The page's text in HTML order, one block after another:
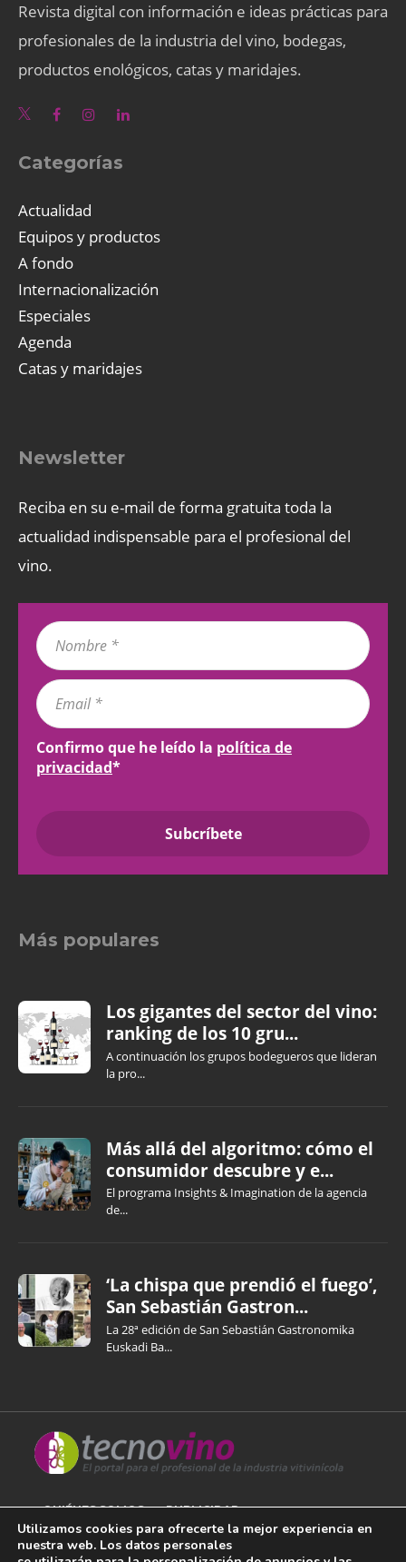
Revista digital con información e ideas prácticas para
profesionales de la industria del vino, bodegas,
productos enológicos, catas y maridajes.
Categorías
Actualidad
Equipos y productos
A fondo
Internacionalización
Especiales
Agenda
Catas y maridajes
Newsletter
Reciba en su e-mail de forma gratuita toda la
actualidad indispensable para el profesional del
vino.
Confirmo que he leído la política de
privacidad*
Más populares
Los gigantes del sector del vino:
ranking de los 10 gru...
A continuación los grupos bodegueros que lideran
la pro...
Más allá del algoritmo: cómo el
consumidor descubre y e...
El programa Insights & Imagination de la agencia
de...
‘La chispa que prendió el fuego’,
San Sebastián Gastron...
La 28ª edición de San Sebastián Gastronomika
Euskadi Ba...
QUIÉNES SOMOS PUBLICIDAD
AVISO LEGAL
Utilizamos cookies para ofrecerte la mejor experiencia en
nuestra web. Los datos personales